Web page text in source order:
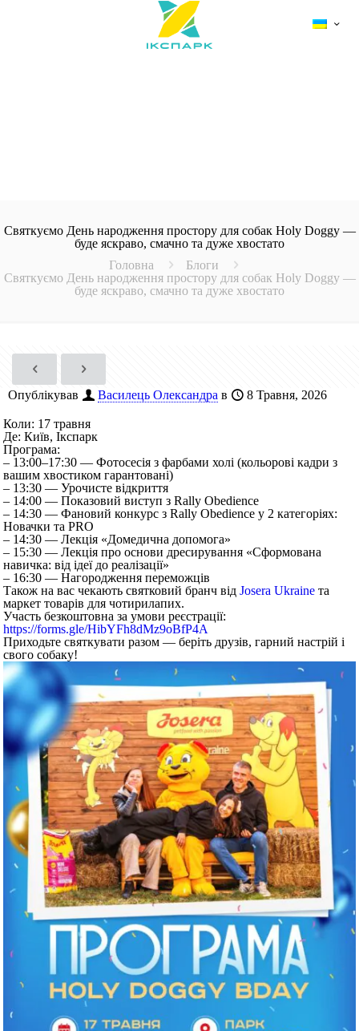
Святкуємо День народження простору для собак Holy Doggy —
буде яскраво, смачно та дуже хвостато
Головна
Блоги
Святкуємо День народження простору для собак Holy Doggy —
буде яскраво, смачно та дуже хвостато
Опублікував Василець Олександра в 8 Травня, 2026
Коли: 17 травня
Де: Київ, Ікспарк
Програма:
– 13:00–17:30 — Фотосесія з фарбами холі (кольорові кадри з
вашим хвостиком гарантовані)
– 13:30 — Урочисте відкриття
– 14:00 — Показовий виступ з Rally Obedience
– 14:30 — Фановий конкурс з Rally Obedience у 2 категоріях:
Новачки та PRO
– 14:30 — Лекція «Домедична допомога»
– 15:30 — Лекція про основи дресирування «Сформована
навичка: від ідеї до реалізації»
– 16:30 — Нагородження переможців
Також на вас чекають святковий бранч відJosera Ukraine та
маркет товарів для чотирилапих.
Участь безкоштовна за умови реєстрації:
https://forms.gle/HibYFh8dMz9oBfP4A
Приходьте святкувати разом — беріть друзів, гарний настрій і
свого собаку!